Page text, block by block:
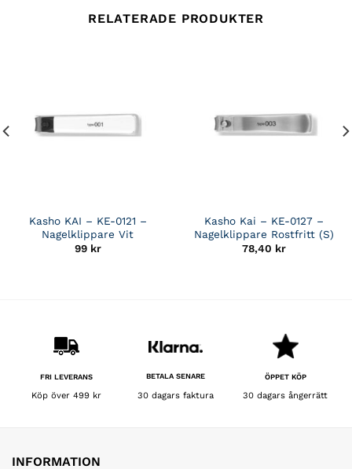
RELATERADE PRODUKTER
Kasho KAI – KE-0121 –
Nagelklippare Vit
99 kr
Kasho Kai – KE-0127 –
Nagelklippare Rostfritt (S)
78,40 kr
FRI LEVERANS
Köp över 499 kr
BETALA SENARE
30 dagars faktura
ÖPPET KÖP
30 dagars ångerrätt
INFORMATION